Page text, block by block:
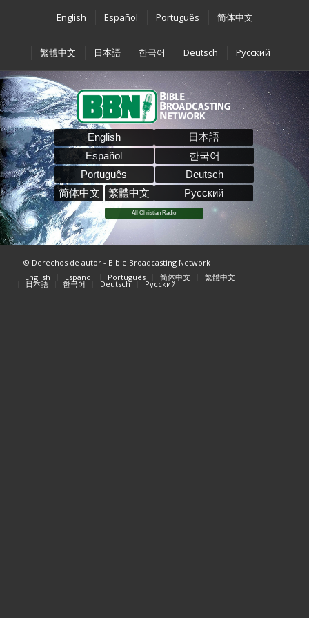
English Español Português 简体中文
繁體中文 日本語 한국어 Deutsch Pусский
English
Español
Português
简体中文
繁體中文
日本語
한국어
Deutsch
Pусский
All Christian Radio
© Derechos de autor - Bible Broadcasting Network
English
Español Português 简体中文 繁體中文
日本語 한국어 Deutsch Pусский